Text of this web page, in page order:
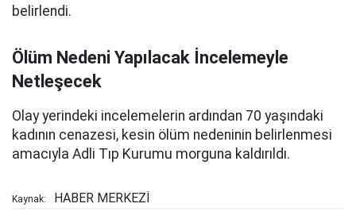
belirlendi.
Ölüm Nedeni Yapılacak İncelemeyle
Netleşecek
Olay yerindeki incelemelerin ardından 70 yaşındaki
kadının cenazesi, kesin ölüm nedeninin belirlenmesi
amacıyla Adli Tıp Kurumu morguna kaldırıldı.
Kaynak: HABER MERKEZİ